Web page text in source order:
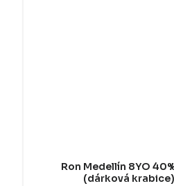
Ron Medellín 8YO
(dárková krabice)